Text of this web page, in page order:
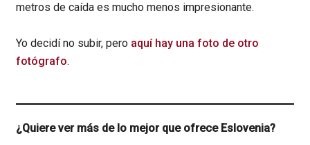
metros de caída es mucho menos impresionante.
Yo decidí no subir, pero aquí hay una foto de otro
fotógrafo.
¿Quiere ver más de lo mejor que ofrece Eslovenia?